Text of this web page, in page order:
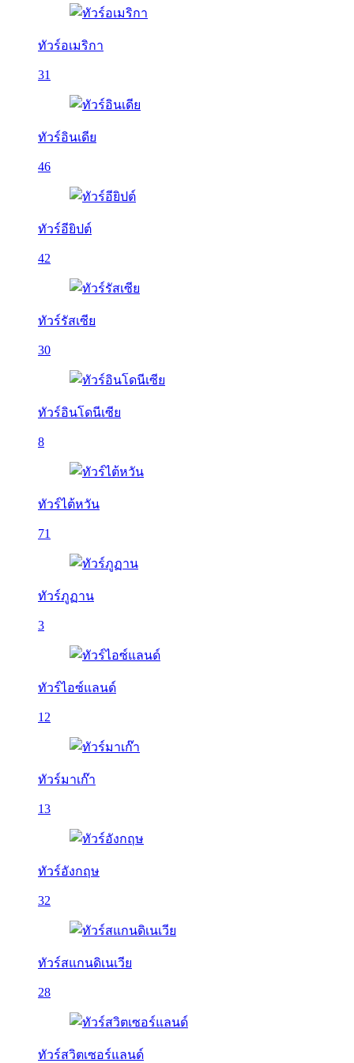
ทัวร์อเมริกา
31
ทัวร์อินเดีย
46
ทัวร์อียิปต์
42
ทัวร์รัสเซีย
30
ทัวร์อินโดนีเซีย
8
ทัวร์ไต้หวัน
71
ทัวร์ภูฏาน
3
ทัวร์ไอซ์แลนด์
12
ทัวร์มาเก๊า
13
ทัวร์อังกฤษ
32
ทัวร์สแกนดิเนเวีย
28
ทัวร์สวิตเซอร์แลนด์